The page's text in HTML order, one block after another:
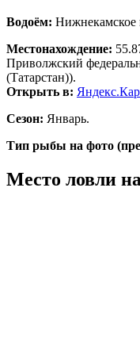
Водоём: Нижнекамское
Местонахождение:
Приволжский
(Татарстан)).
Открыть в:
Сезон: Январь.
Тип рыбы на фото
Место ловли